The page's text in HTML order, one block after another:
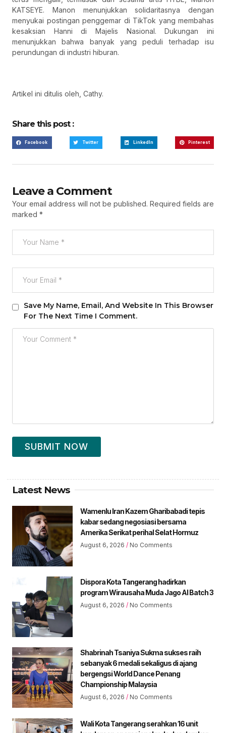
KATSEYE. Manon menunjukkan solidaritasnya dengan
menyukai postingan penggemar di TikTok yang membahas
kesaksian Hanni di Majelis Nasional. Dukungan ini
menunjukkan bahwa banyak yang peduli terhadap isu
perundungan di industri hiburan.
Artikel ini ditulis oleh, Cathy.
Share this post :
Facebook Twitter LinkedIn Pinterest
Leave a Comment
Your email address will not be published. Required fields are
marked *
Save My Name, Email, And Website In This Browser
For The Next Time I Comment.
SUBMIT NOW
Latest News
Wamenlu Iran Kazem Gharibabadi tepis
kabar sedang negosiasi bersama
Amerika Serikat perihal Selat Hormuz
August 6, 2026 No Comments
Dispora Kota Tangerang hadirkan
program Wirausaha Muda Jago AI Batch 3
August 6, 2026 No Comments
Shabrinah Tsaniya Sukma sukses raih
sebanyak 6 medali sekaligus di ajang
bergengsi World Dance Penang
Championship Malaysia
August 6, 2026 No Comments
Wali Kota Tangerang serahkan 16 unit